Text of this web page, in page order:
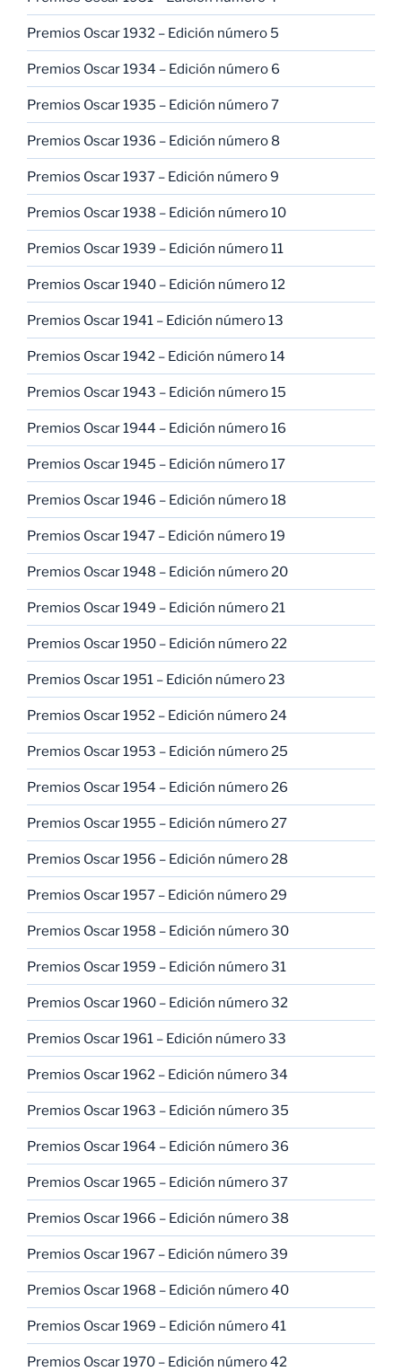
Premios Oscar 1932 – Edición número 5
Premios Oscar 1934 – Edición número 6
Premios Oscar 1935 – Edición número 7
Premios Oscar 1936 – Edición número 8
Premios Oscar 1937 – Edición número 9
Premios Oscar 1938 – Edición número 10
Premios Oscar 1939 – Edición número 11
Premios Oscar 1940 – Edición número 12
Premios Oscar 1941 – Edición número 13
Premios Oscar 1942 – Edición número 14
Premios Oscar 1943 – Edición número 15
Premios Oscar 1944 – Edición número 16
Premios Oscar 1945 – Edición número 17
Premios Oscar 1946 – Edición número 18
Premios Oscar 1947 – Edición número 19
Premios Oscar 1948 – Edición número 20
Premios Oscar 1949 – Edición número 21
Premios Oscar 1950 – Edición número 22
Premios Oscar 1951 – Edición número 23
Premios Oscar 1952 – Edición número 24
Premios Oscar 1953 – Edición número 25
Premios Oscar 1954 – Edición número 26
Premios Oscar 1955 – Edición número 27
Premios Oscar 1956 – Edición número 28
Premios Oscar 1957 – Edición número 29
Premios Oscar 1958 – Edición número 30
Premios Oscar 1959 – Edición número 31
Premios Oscar 1960 – Edición número 32
Premios Oscar 1961 – Edición número 33
Premios Oscar 1962 – Edición número 34
Premios Oscar 1963 – Edición número 35
Premios Oscar 1964 – Edición número 36
Premios Oscar 1965 – Edición número 37
Premios Oscar 1966 – Edición número 38
Premios Oscar 1967 – Edición número 39
Premios Oscar 1968 – Edición número 40
Premios Oscar 1969 – Edición número 41
Premios Oscar 1970 – Edición número 42